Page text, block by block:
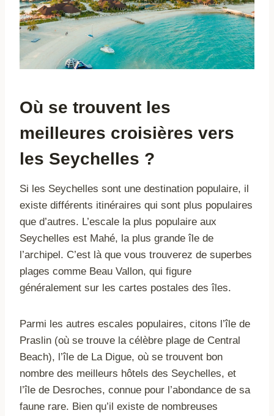
Où se trouvent les
meilleures croisières vers
les Seychelles ?
Si les Seychelles sont une destination populaire, il
existe différents itinéraires qui sont plus populaires
que d’autres. L’escale la plus populaire aux
Seychelles est Mahé, la plus grande île de
l’archipel. C’est là que vous trouverez de superbes
plages comme Beau Vallon, qui figure
généralement sur les cartes postales des îles.
Parmi les autres escales populaires, citons l’île de
Praslin (où se trouve la célèbre plage de Central
Beach), l’île de La Digue, où se trouvent bon
nombre des meilleurs hôtels des Seychelles, et
l’île de Desroches, connue pour l’abondance de sa
faune rare. Bien qu’il existe de nombreuses